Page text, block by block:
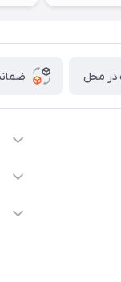
در محل